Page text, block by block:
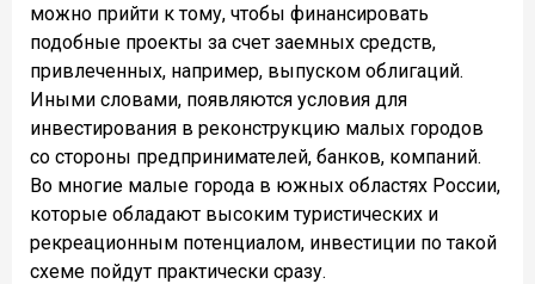
можно прийти к тому, чтобы финансировать
подобные проекты за счет заемных средств,
привлеченных, например, выпуском облигаций.
Иными словами, появляются условия для
инвестирования в реконструкцию малых городов
со стороны предпринимателей, банков, компаний.
Во многие малые города в южных областях России,
которые обладают высоким туристических и
рекреационным потенциалом, инвестиции по такой
схеме пойдут практически сразу.